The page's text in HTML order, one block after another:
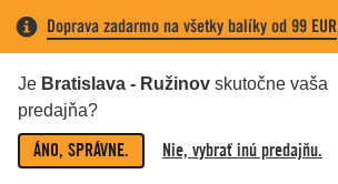
Doprava zadarmo na všetky balíky od 99 EUR
Je Bratislava - Ružinov skutočne vaša
predajňa?
ÁNO, SPRÁVNE. Nie, vybrať inú predajňu.